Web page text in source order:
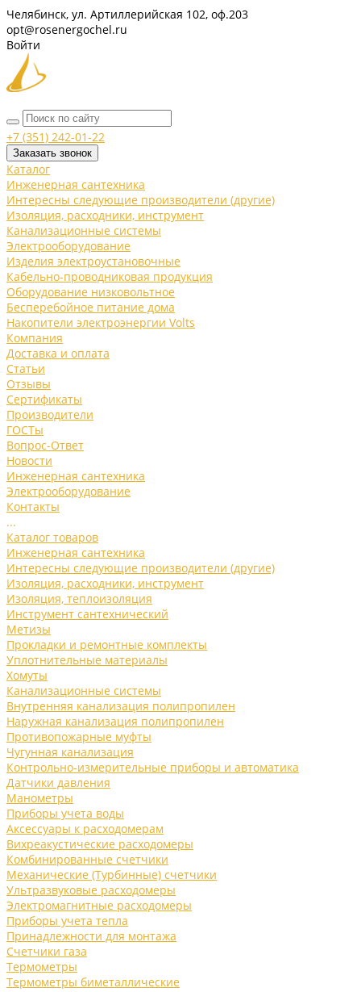
Челябинск, ул. Артиллерийская 102, оф.203
opt@rosenergochel.ru
Войти
+7 (351) 242-01-22
Заказать звонок
Каталог
Инженерная сантехника
Интересны следующие производители (другие)
Изоляция, расходники, инструмент
Канализационные системы
Электрооборудование
Изделия электроустановочные
Кабельно-проводниковая продукция
Оборудование низковольтное
Бесперебойное питание дома
Накопители электроэнергии Volts
Компания
Доставка и оплата
Статьи
Отзывы
Сертификаты
Производители
ГОСТы
Вопрос-Ответ
Новости
Инженерная сантехника
Электрооборудование
Контакты
...
Каталог товаров
Инженерная сантехника
Интересны следующие производители (другие)
Изоляция, расходники, инструмент
Изоляция, теплоизоляция
Инструмент сантехнический
Метизы
Прокладки и ремонтные комплекты
Уплотнительные материалы
Хомуты
Канализационные системы
Внутренняя канализация полипропилен
Наружная канализация полипропилен
Противопожарные муфты
Чугунная канализация
Контрольно-измерительные приборы и автоматика
Датчики давления
Манометры
Приборы учета воды
Аксессуары к расходомерам
Вихреакустические расходомеры
Комбинированные счетчики
Механические (Турбинные) счетчики
Ультразвуковые расходомеры
Электромагнитные расходомеры
Приборы учета тепла
Принадлежности для монтажа
Счетчики газа
Термометры
Термометры биметаллические